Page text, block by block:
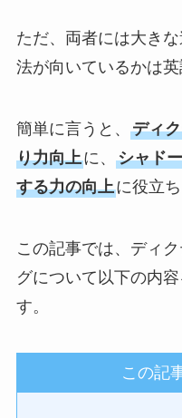
ただ、両者には大き
法が向いているかは英
簡単に言うと、 ディ
り力向上に、 シャド
する力の向上に役立ち
この記事では、ディ
グについて以下の内
す。
この記